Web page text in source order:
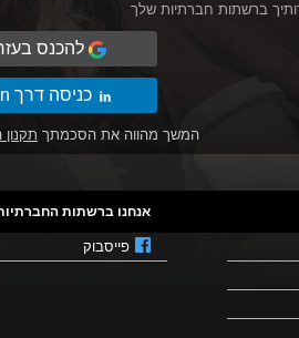
ברשתות חברתיות שלך
להכנס
כניסה דרך Linkedin
המשך מהווה את הסכמתך
אנחנו ברשתות
פייסבוק